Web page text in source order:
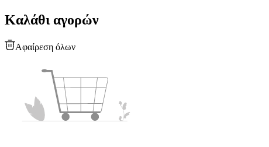
Καλάθι αγορών
Αφαίρεση όλων